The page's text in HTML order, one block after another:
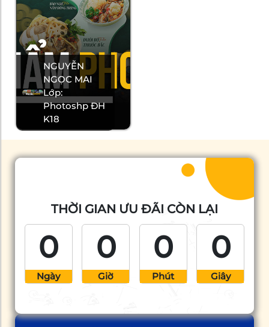
NGUYỄN
NGỌC MAI
Lớp:
Photoshp ĐH
K18
THỜI GIAN ƯU ĐÃI CÒN LẠI
0
Ngày
0
Giờ
0
Phút
0
Giây